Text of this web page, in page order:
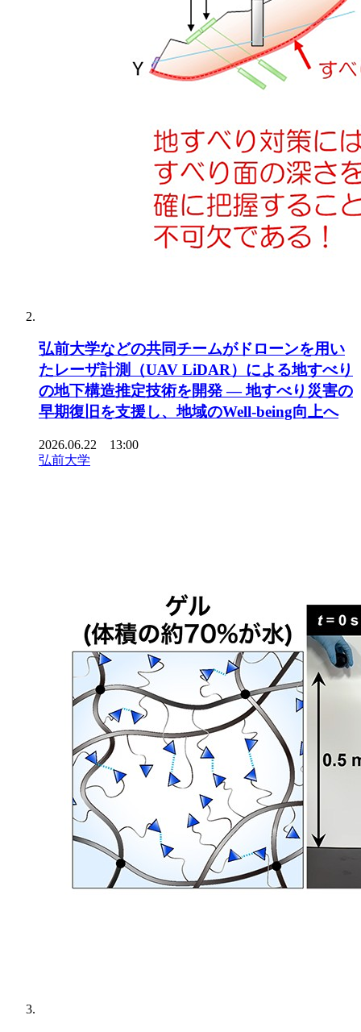
弘前大学などの共同チームがドローンを用い
たレーザ計測（UAV LiDAR）による地すべり
の地下構造推定技術を開発 ― 地すべり災害の
早期復旧を支援し、地域のWell-being向上へ
2026.06.22 13:00
弘前大学